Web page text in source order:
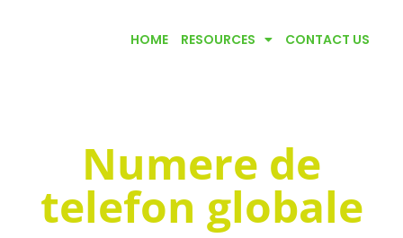
HOME RESOURCES CONTACT US
Numere de
telefon globale